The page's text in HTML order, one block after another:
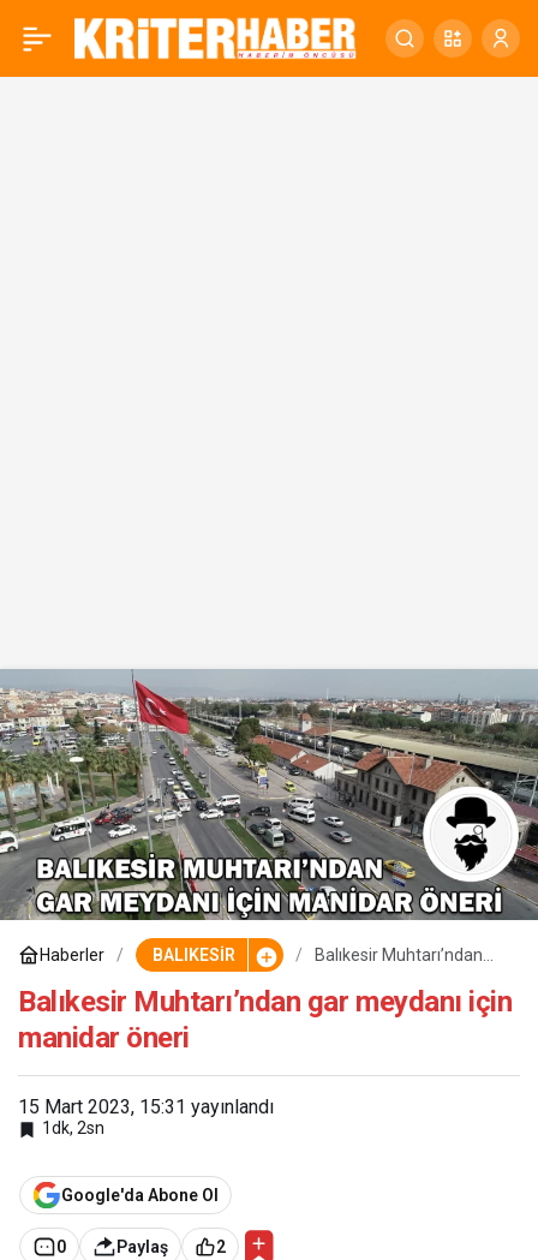
Haberler BALIKESİR
Balıkesir Muhtarı’ndan
öneri
Balıkesir Muhtarı’ndan gar meydanı için
manidar öneri
15 Mart 2023, 15:31 yayınlandı
1dk, 2sn
Google'da Abone Ol
0 Paylaş 2
Balıkesir Muhtarı’ndan 0